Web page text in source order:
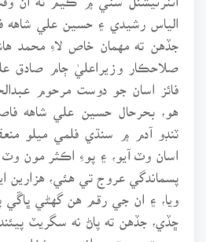
الياس رشيدي ۽ حسين علي شاهه
جڏهن ته مهمان خاص لاءِ محمد
صلاحڪار وزيراعليٰ ڄام صادق
فائز اسان جو دوست مرحوم
هو، بحرحال حسين علي شاهه
ٽنڊو آدم ۾ سنڌي فلمي ميلو
اسان وٽ آيو، ۽ پوءِ اڪثر مون وٽ
پسماندگي عروج تي هئي، هزارين
ويا، ۽ ان جي رقم هن گهڻي
ڇڏي، جڏهن ته پاڻ نه سگريٽ
عورت ۽ پتي راند جي شغل ۾